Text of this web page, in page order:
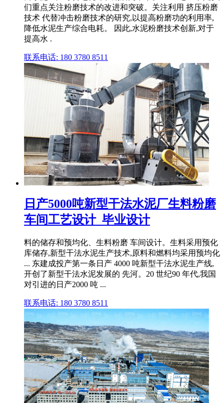
们重点关注粉磨技术的改进和突破。关注利用 挤压粉磨
技术 代替冲击粉磨技术的研究,以提高粉磨功的利用率,
降低水泥生产综合电耗。 因此,水泥粉磨技术创新,对于
提高水 .
联系电话: 180 3780 8511
日产5000吨新型干法水泥厂生料粉磨
车间工艺设计_毕业设计
料的储存和预均化、生料粉磨 车间设计。生料采用预化
库储存,新型干法水泥生产技术,原料和燃料均采用预均化
... 东建成投产第一条日产 4000 吨新型干法水泥生产线,
开创了新型干法水泥发展的 先河。20 世纪90 年代,我国
对引进的日产2000 吨 ...
联系电话: 180 3780 8511